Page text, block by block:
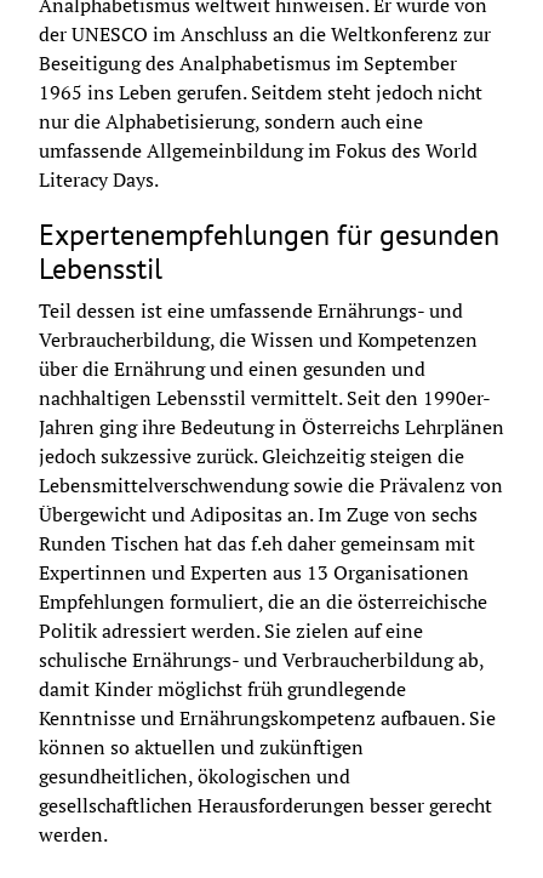
der UNESCO im Anschluss an die Weltkonferenz zur
Beseitigung des Analphabetismus im September
1965 ins Leben gerufen. Seitdem steht jedoch nicht
nur die Alphabetisierung, sondern auch eine
umfassende Allgemeinbildung im Fokus des World
Literacy Days.
Expertenempfehlungen für gesunden
Lebensstil
Teil dessen ist eine umfassende Ernährungs- und
Verbraucherbildung, die Wissen und Kompetenzen
über die Ernährung und einen gesunden und
nachhaltigen Lebensstil vermittelt. Seit den 1990er-
Jahren ging ihre Bedeutung in Österreichs Lehrplänen
jedoch sukzessive zurück. Gleichzeitig steigen die
Lebensmittelverschwendung sowie die Prävalenz von
Übergewicht und Adipositas an. Im Zuge von sechs
Runden Tischen hat das f.eh daher gemeinsam mit
Expertinnen und Experten aus 13 Organisationen
Empfehlungen formuliert, die an die österreichische
Politik adressiert werden. Sie zielen auf eine
schulische Ernährungs- und Verbraucherbildung ab,
damit Kinder möglichst früh grundlegende
Kenntnisse und Ernährungskompetenz aufbauen. Sie
können so aktuellen und zukünftigen
gesundheitlichen, ökologischen und
gesellschaftlichen Herausforderungen besser gerecht
werden.